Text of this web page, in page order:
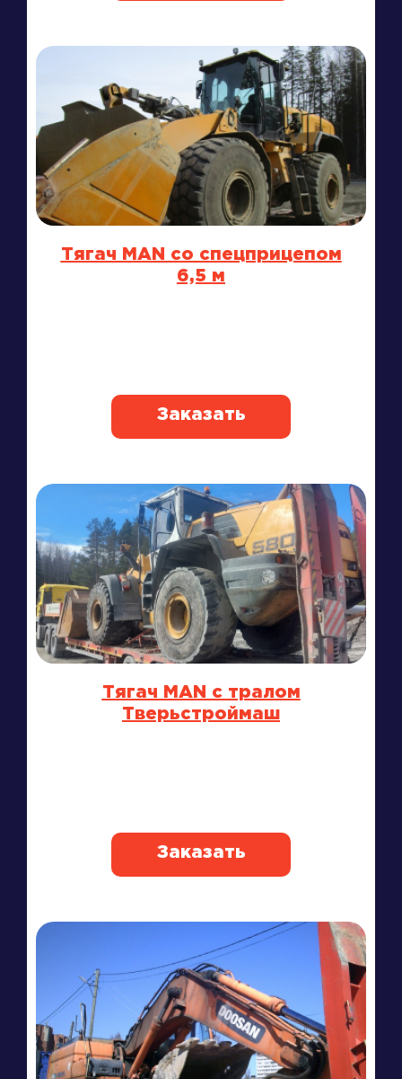
Тягач MAN со спецприцепом
6,5 м
Заказать
Тягач MAN с тралом
Тверьстроймаш
Заказать